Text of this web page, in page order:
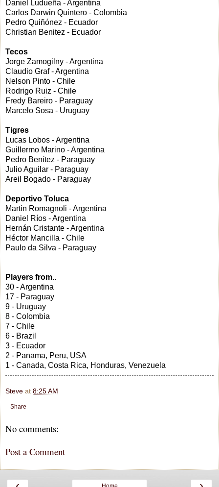
Daniel Ludueña - Argentina
Carlos Darwin Quintero - Colombia
Pedro Quiñónez - Ecuador
Christian Benitez - Ecuador
Tecos
Jorge Zamogilny - Argentina
Claudio Graf - Argentina
Nelson Pinto - Chile
Rodrigo Ruiz - Chile
Fredy Bareiro - Paraguay
Marcelo Sosa - Uruguay
Tigres
Lucas Lobos - Argentina
Guillermo Marino - Argentina
Pedro Benítez - Paraguay
Julio Aguilar - Paraguay
Areil Bogado - Paraguay
Deportivo Toluca
Martin Romagnoli - Argentina
Daniel Ríos - Argentina
Hernán Cristante - Argentina
Héctor Mancilla - Chile
Paulo da Silva - Paraguay
Players from..
30 - Argentina
17 - Paraguay
9 - Uruguay
8 - Colombia
7 - Chile
6 - Brazil
3 - Ecuador
2 - Panama, Peru, USA
1 - Canada, Costa Rica, Honduras, Venezuela
Steve at 8:25 AM
Share
No comments:
Post a Comment